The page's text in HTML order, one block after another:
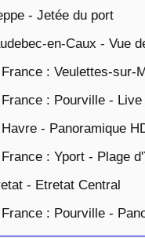
- Jetée du port
en-Caux - Vue
: Veulettes-sur-
: Pourville - Live
- Panoramique
: Yport - Plage
- Etretat Central
: Pourville -